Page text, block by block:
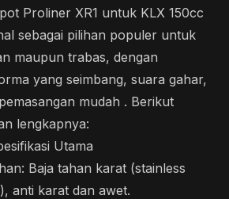
Proliner XR1 untuk KLX 150cc
sebagai pilihan populer untuk
maupun trabas, dengan
yang seimbang, suara gahar,
mudah . Berikut
lengkapnya:
Utama
Baja tahan karat (stainless
anti karat dan awet.